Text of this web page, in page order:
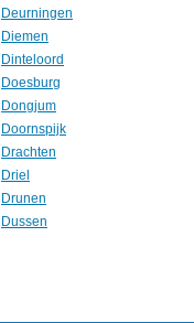
Deurningen
Diemen
Dinteloord
Doesburg
Dongjum
Doornspijk
Drachten
Driel
Drunen
Dussen